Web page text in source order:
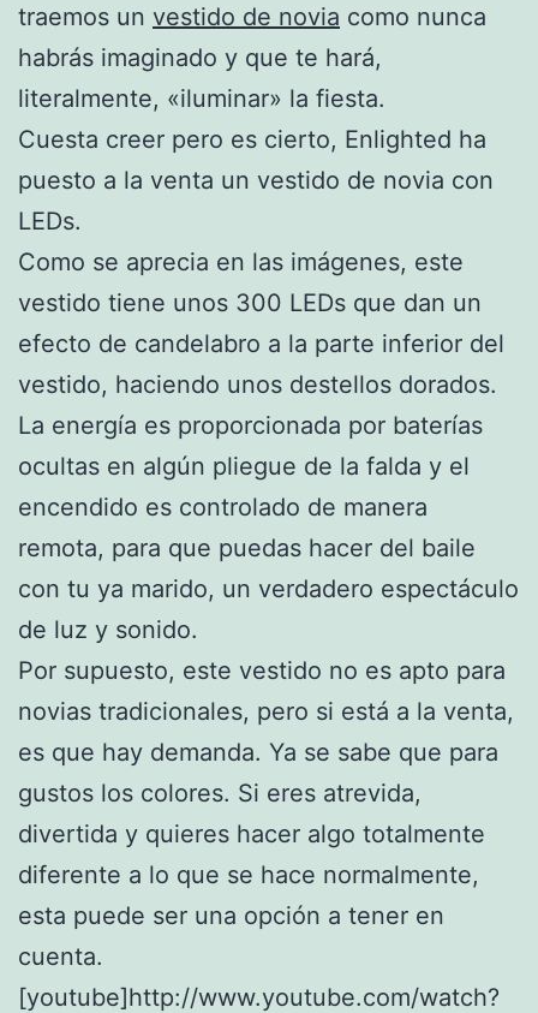
traemos un vestido de novia como nunca
habrás imaginado y que te hará,
literalmente, «iluminar» la fiesta.
Cuesta creer pero es cierto, Enlighted ha
puesto a la venta un vestido de novia con
LEDs.
Como se aprecia en las imágenes, este
vestido tiene unos 300 LEDs que dan un
efecto de candelabro a la parte inferior del
vestido, haciendo unos destellos dorados.
La energía es proporcionada por baterías
ocultas en algún pliegue de la falda y el
encendido es controlado de manera
remota, para que puedas hacer del baile
con tu ya marido, un verdadero espectáculo
de luz y sonido.
Por supuesto, este vestido no es apto para
novias tradicionales, pero si está a la venta,
es que hay demanda. Ya se sabe que para
gustos los colores. Si eres atrevida,
divertida y quieres hacer algo totalmente
diferente a lo que se hace normalmente,
esta puede ser una opción a tener en
cuenta.
[youtube]http://www.youtube.com/watch?